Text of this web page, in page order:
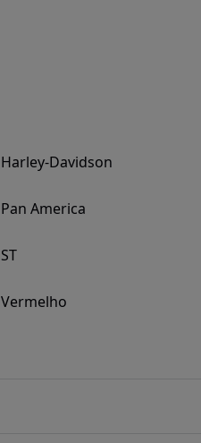
Harley-Davidson
Pan America
ST
Vermelho